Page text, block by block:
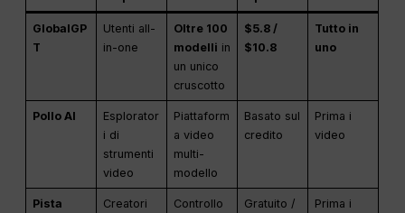
GlobalGP
T
Utenti all-
in-one
Oltre 100
modelli in
un unico
cruscotto
$5.8 /
$10.8
Tutto in
uno
Pollo AI
Esplorator
i di
strumenti
video
Piattaform
a video
multi-
modello
Basato sul
credito
Prima i
video
Pista
Creatori
Controllo
Gratuito /
Prima i